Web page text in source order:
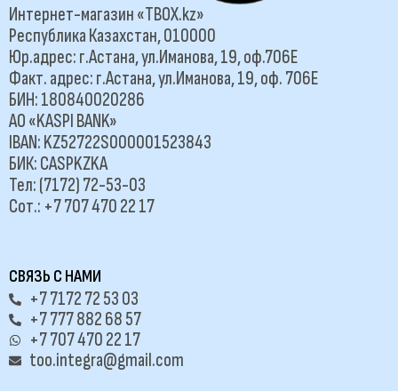
Интернет-магазин «TBOX.kz»
Республика Казахстан, 010000
Юр.адрес: г.Астана, ул.Иманова, 19, оф.706Е
Факт. адрес: г.Астана, ул.Иманова, 19, оф. 706Е
БИН: 180840020286
АО «KASPI BANK»
IBAN: KZ52722S000001523843
БИК: CASPKZKA
Тел: (7172) 72-53-03
Сот.: +7 707 470 22 17
СВЯЗЬ С НАМИ
+7 7172 72 53 03
+7 777 882 68 57
+7 707 470 22 17
too.integra@gmail.com